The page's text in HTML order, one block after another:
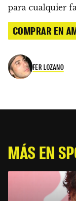
para cualquier
COMPRAR EN
FER LOZANO
MÁS EN